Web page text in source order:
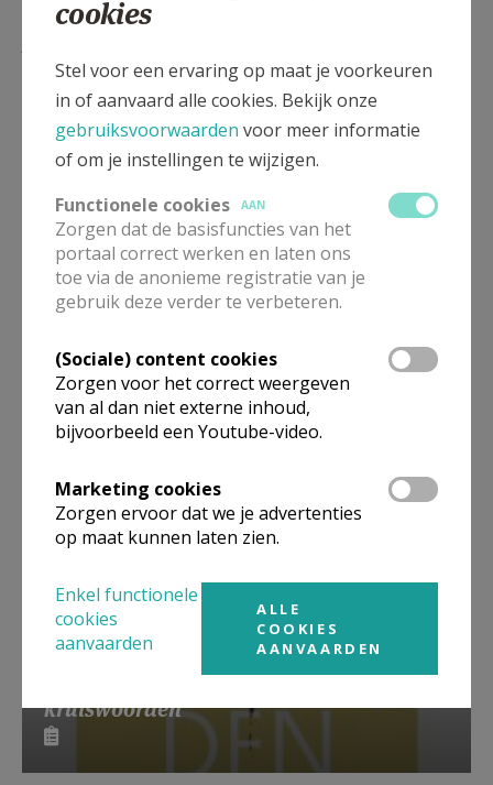
Beroepsvereniging Zorgpastores
kruiswoorden
cookies
Stel voor een ervaring op maat je voorkeuren
in of aanvaard alle cookies. Bekijk onze
gebruiksvoorwaarden voor meer informatie
of om je instellingen te wijzigen.
Functionele cookies
AAN
Zorgen dat de basisfuncties van het
portaal correct werken en laten ons
toe via de anonieme registratie van je
gebruik deze verder te verbeteren.
(Sociale) content cookies
Zorgen voor het correct weergeven
van al dan niet externe inhoud,
bijvoorbeeld een Youtube-video.
Marketing cookies
Zorgen ervoor dat we je advertenties
op maat kunnen laten zien.
Enkel functionele
cookies
aanvaarden
ALLE
COOKIES
AANVAARDEN